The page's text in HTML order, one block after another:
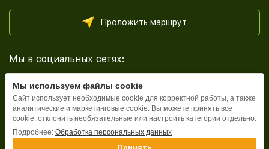
Проложить маршрут
Мы в социальных сетях:
Каталог
Мы используем файлы cookie
Сайт использует необходимые cookie для корректной работы, а также
аналитические и маркетинговые cookie. Вы можете принять все
cookie, отклонить необязательные или настроить категории отдельно.
Подробнее: Обработка персональных данных